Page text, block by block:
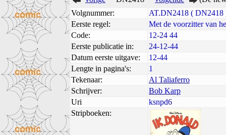
Volgnummer:
AT.DN2418 ( DN2418
Eerste regel:
Met de voorzitter van
Code:
12-24 44
Eerste publicatie in:
24-12-44
Datum eerste uitgave:
12-44
Lengte in pagina's:
1
Tekenaar:
Al Taliaferro
Schrijver:
Bob Karp
Uri
ksnpd6
Stripboeken: